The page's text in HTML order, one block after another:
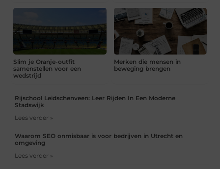
Slim je Oranje-outfit
samenstellen voor een
wedstrijd
Merken die mensen in
beweging brengen
Rijschool Leidschenveen: Leer Rijden In Een Moderne
Stadswijk
Lees verder »
Waarom SEO onmisbaar is voor bedrijven in Utrecht en
omgeving
Lees verder »